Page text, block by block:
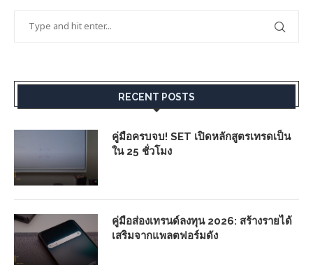
RECENT POSTS
คู่มือครบจบ! SET เปิดหลักสูตรเทรดเป็น
ใน 25 ชั่วโมง
คู่มือส่องเทรนด์ลงทุน 2026: สร้างรายได้
เสริมจากแพลตฟอร์มดัง